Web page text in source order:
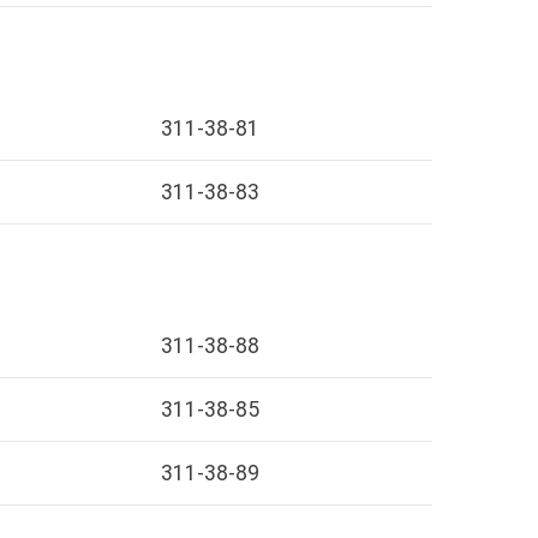
311-38-81
311-38-83
311-38-88
311-38-85
311-38-89